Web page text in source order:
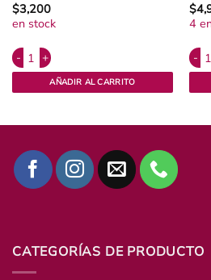
$3,200
en stock
Ajo deshidratado x 50 grs Orgánico, Finca
AÑADIR AL CARRITO
$
4
CATEGORÍAS DE PRODUCTO